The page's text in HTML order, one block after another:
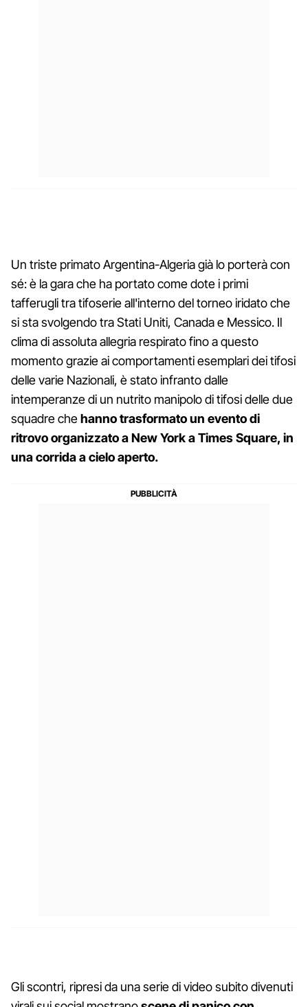
Un triste primato Argentina-Algeria già lo porterà con
sé: è la gara che ha portato come dote i primi
tafferugli tra tifoserie all'interno del torneo iridato che
si sta svolgendo tra Stati Uniti, Canada e Messico. Il
clima di assoluta allegria respirato fino a questo
momento grazie ai comportamenti esemplari dei tifosi
delle varie Nazionali, è stato infranto dalle
intemperanze di un nutrito manipolo di tifosi delle due
squadre chehanno trasformato un evento di
ritrovo organizzato a New York a Times Square, in
una corrida a cielo aperto.
Gli scontri, ripresi da una serie di video subito divenuti